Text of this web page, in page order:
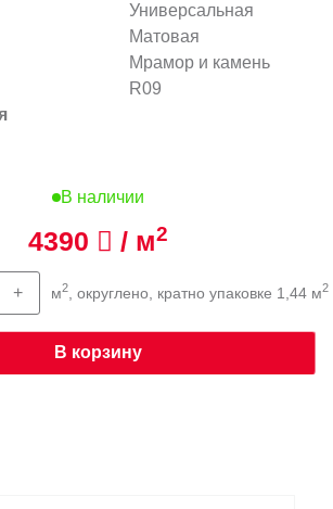
Универсальная
Матовая
Мрамор и камень
R09
В наличии
4390 / м2
м2, округлено, кратно упаковке 1,44 м2
В корзину